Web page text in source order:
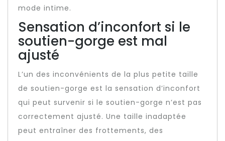
mode intime.
Sensation d’inconfort si le
soutien-gorge est mal
ajusté
L’un des inconvénients de la plus petite taille
de soutien-gorge est la sensation d’inconfort
qui peut survenir si le soutien-gorge n’est pas
correctement ajusté. Une taille inadaptée
peut entraîner des frottements, des